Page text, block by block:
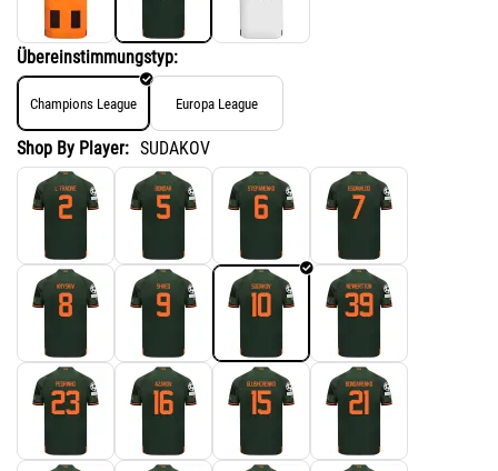
Übereinstimmungstyp:
Champions League Europa League
Shop By Player: SUDAKOV